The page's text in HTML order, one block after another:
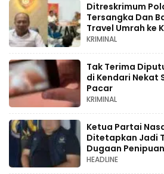
Ditreskrimum
Tersangka Dan
Travel Umrah ke
KRIMINAL
Tak Terima
di Kendari Nekat
Pacar
KRIMINAL
Ketua Partai
Ditetapkan Jadi
Dugaan Penipuan
HEADLINE